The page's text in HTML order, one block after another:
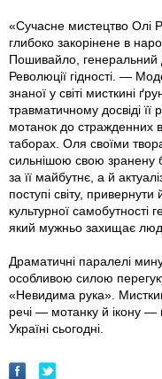
«Сучасне мистецтво Олі
глибоко закорінене в
Пошивайло, генеральний
Революції гідності. —
знаної у світі мисткині
травматичному досвіді її
мотанок до стражденних
таборах. Оля своїми
сильнішою свою зранену
за її майбутнє, а й
поступі світу, привернути
культурної самобутності
який мужньо захищає
Драматичні паралелі
особливою силою
«Невидима рука».
речі — мотанку й ікону —
Україні сьогодні.